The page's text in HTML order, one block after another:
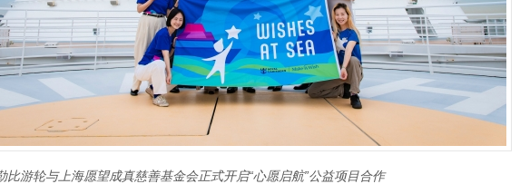
比游轮与上海愿望成真慈善基金会正式开启“心愿启航”公益项目合作